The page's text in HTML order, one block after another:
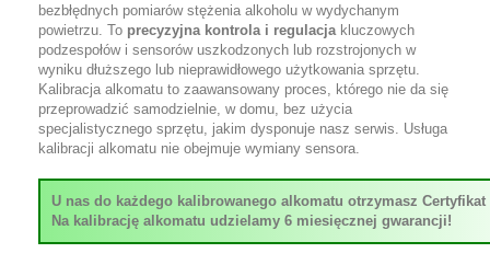
bezbłędnych pomiarów stężenia alkoholu w wydychanym
powietrzu. To precyzyjna kontrola i regulacja kluczowych
podzespołów i sensorów uszkodzonych lub rozstrojonych w
wyniku dłuższego lub nieprawidłowego użytkowania sprzętu.
Kalibracja alkomatu to zaawansowany proces, którego nie da się
przeprowadzić samodzielnie, w domu, bez użycia
specjalistycznego sprzętu, jakim dysponuje nasz serwis. Usługa
kalibracji alkomatu nie obejmuje wymiany sensora.
U nas do każdego kalibrowanego alkomatu otrzymasz
Na kalibrację alkomatu udzielamy 6 miesięcznej gwarancji!